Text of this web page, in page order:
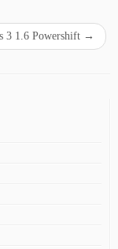
3 1.6 Powershift →